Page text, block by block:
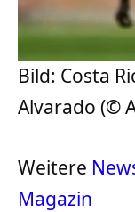
Bild: Costa
Alvarado (©
Weitere
Magazin